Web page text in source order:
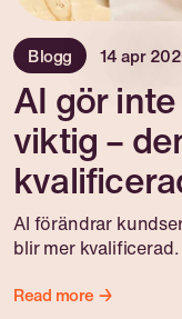
Blogg 14 apr
AI gör
viktig –
AI förändrar
blir mer
Read more →